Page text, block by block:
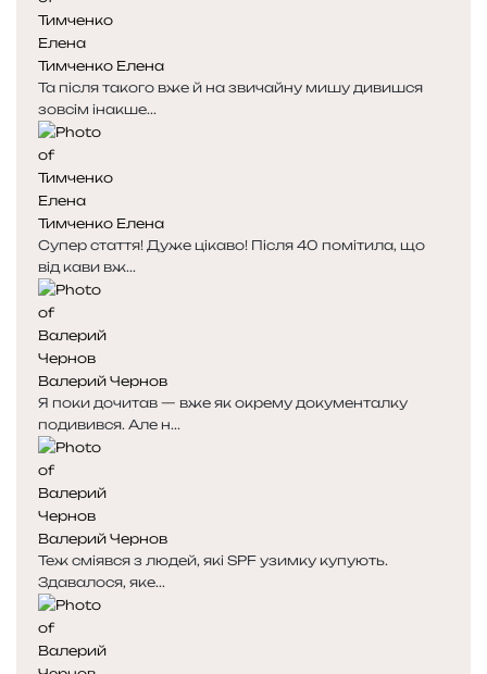
Тимченко Елена
Та після такого вже й на звичайну мишу дивишся
зовсім інакше...
Тимченко Елена
Супер стаття! Дуже цікаво! Після 40 помітила, що
від кави вж...
Валерий Чернов
Я поки дочитав — вже як окрему документалку
подивився. Але н...
Валерий Чернов
Теж сміявся з людей, які SPF узимку купують.
Здавалося, яке...